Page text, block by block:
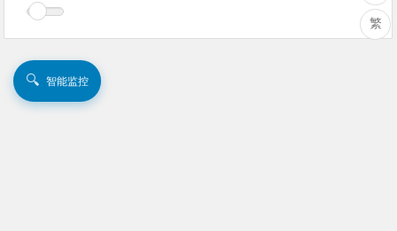
繁
🔍 智能监控